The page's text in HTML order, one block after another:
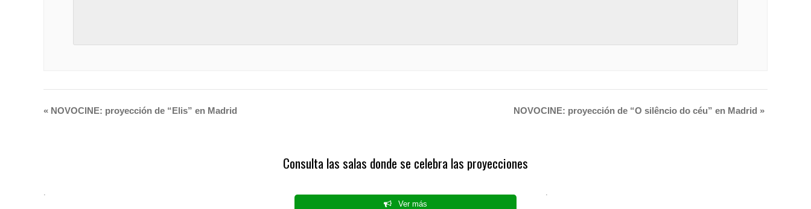
« NOVOCINE: proyección de “Elis” en Madrid NOVOCINE: proyección de “O silêncio do céu” en Madrid »
Consulta las salas donde se celebra las proyecciones
Ver más